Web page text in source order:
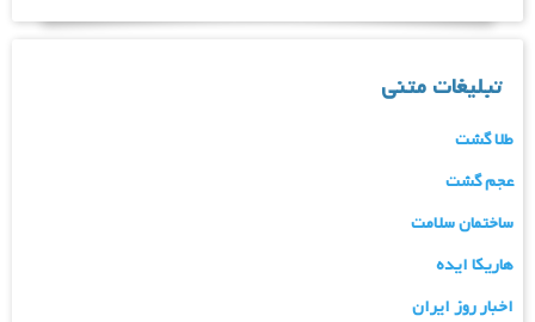
تبلیغات متنی
طلا گشت
عجم گشت
ساختمان سلامت
هاریکا ایده
اخبار روز ایران